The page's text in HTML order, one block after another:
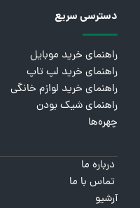
دسترسی سریع
راهنمای خرید موبایل
راهنمای خرید لپ تاپ
راهنمای خرید لوازم خانگی
راهنمای شیک بودن
چهره‌ها
درباره ما
تماس با ما
آرشیو